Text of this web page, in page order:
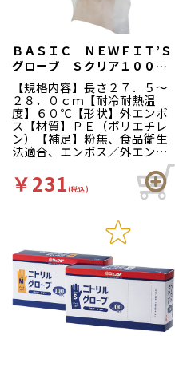
庭用から業務用まで幅広くお
使いいただけます。従来の商
品中央部のミシン目穴に加
え、右下部に手首部分から抜
き取る為のミシン目穴を追
加。より衛生的にお使い頂け
ます。箱裏面の右側と中央部
に壁掛けホック用のミシン目
穴を追加しました。縦・横ど
ちらの向きでも壁にかけてお
使いいただけます。箱サイ
ズ：幅３０ｃｍ×奥行１３ｃ
ｍ×高さ３．５ｃｍ
ＢＡＳＩＣ ＮＥＷＦＩＴ’Ｓ
グローブ Ｓクリア１００枚
箱入
【規格内容】長さ２７．５～
２８．０ｃｍ【耐冷耐熱温
度】６０℃【形状】外エンボ
ス【材質】ＰＥ（ポリエチレ
ン）【補足】粉無、食品衛生
法適合、エンボス／外エンボ
ス【補足２】使い捨て【色】
半透明【柄】地紋【キーワー
ド】ディスポ手袋、厨房、工
場、ベーシック、ニュー、Ｆ
フィット凹凸加工ですべりに
くい！左右兼用だから片手で
も使えて経済的。左右兼用の
ため片手でも使えて経済的で
す。全面に細やかな外エンボ
ス加工を施していますのでひ
っつきを防ぎます。本品は食
品衛生法に適しています。
（衛生省告示第３７０号）家
￥231(税込)